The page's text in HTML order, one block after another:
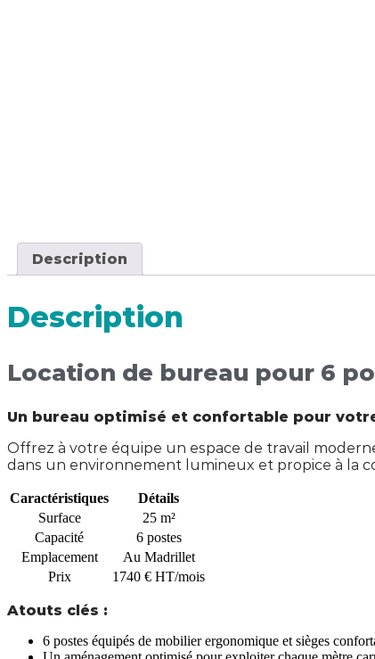
Description
Description
Location de bureau pour 6
Un bureau optimisé et confortable pour
Offrez à votre équipe un espace de travail
dans un environnement lumineux et propice à la
Caractéristiques
Détails
Surface
25 m²
Capacité
6 postes
Emplacement
Au Madrillet
Prix
1740 € HT/mois
Atouts clés :
6 postes équipés de mobilier ergonomique et sièges